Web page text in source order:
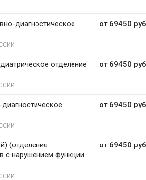
от 69450 руб
диагностическое
от 69450 руб
отделение
от 69450 руб
от 69450 руб
(отделение
с нарушением функции